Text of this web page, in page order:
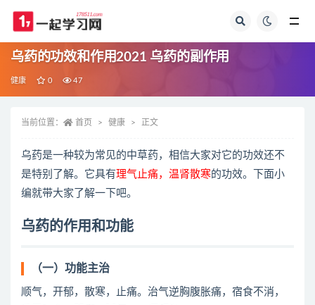
乌药的功效和作用2021 乌药的副作用
健康 0 47
当前位置： 首页 健康 正文
乌药是一种较为常见的中草药，相信大家对它的功效还不
是特别了解。它具有理气止痛，温肾散寒的功效。下面小
编就带大家了解一下吧。
乌药的作用和功能
（一）功能主治
顺气，开郁，散寒，止痛。治气逆胸腹胀痛，宿食不消，